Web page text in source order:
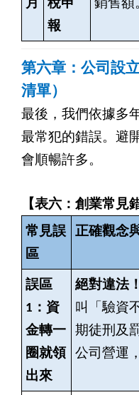
月
稅申
報
銷售額
第六章：公司設
清單）
最後，我們依據多
最常犯的錯誤。避
會順暢許多。
【表六：創業常見
常見誤
區
正確觀念
誤區
1：資
金轉一
圈就領
出來
絕對違法！
叫「驗資
期徒刑及
公司營運